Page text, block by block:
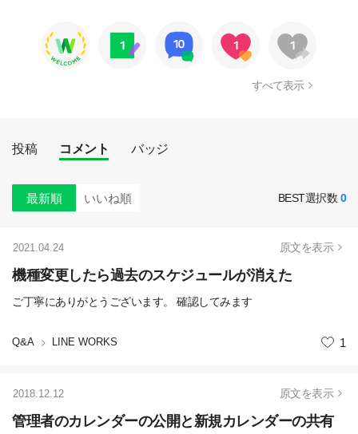
すべて表示
投稿 コメント バッジ
最新順 いいね順 BEST選択数 0
原文を表示
機種変更したら過去のスケジュールが消えた
ご丁寧にありがとうございます。 確認してみます
Q&A LINE WORKS
2021.04.24
いいね
1
原文を表示
管理者のカレンダーの公開と新規カレンダーの共有
2018.12.12